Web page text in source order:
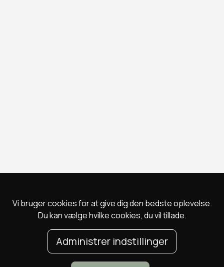
Vi bruger cookies for at give dig den bedste oplevelse.
Du kan vælge hvilke cookies, du vil tillade.
Administrer indstillinger